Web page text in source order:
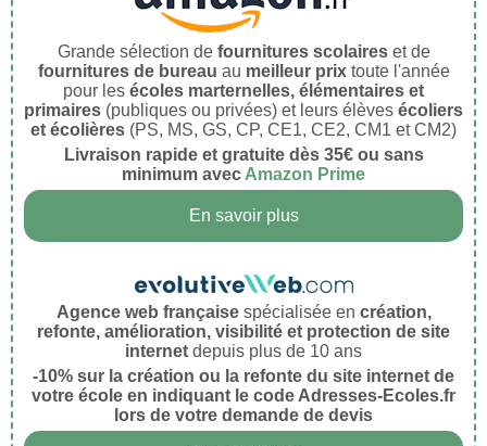
Grande sélection de fournitures scolaireset de
fournitures de bureau au meilleur prixtoute l'année
pour les écoles marternelles, élémentaires et
primaires (publiques ou privées) et leurs élèves écoliers
et écolières (PS, MS, GS, CP, CE1, CE2, CM1 et CM2)
Livraison rapide et gratuite dès 35€ ou sans
minimum avec Amazon Prime
En savoir plus
Agence web françaisespécialisée en création,
refonte, amélioration, visibilité et protection de site
internet depuis plus de 10 ans
-10% sur la création ou la refonte du site internet de
votre école en indiquant le code Adresses-Ecoles.fr
lors de votre demande de devis